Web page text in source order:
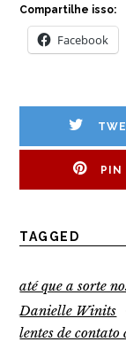
Compartilhe isso:
Facebook
PIN
TAGGED
até que a sorte
Danielle Winits
lentes de